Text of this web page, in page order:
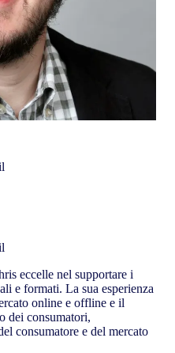
eccelle nel supportare i
e formati. La sua esperienza
online e offline e il
dei consumatori,
consumatore e del mercato